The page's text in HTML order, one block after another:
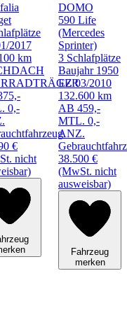
2017
km
0,-
€
nicht
DOMO
590 Life
(Mercedes
Sprinter)
3 Schlafplätze
Baujahr 1950
EZ 03/2010
132.600 km
AB 459,-
MTL. 0,-
ANZ.
38.500 €
(MwSt. nicht
ausweisbar)
Fahrzeug
merken